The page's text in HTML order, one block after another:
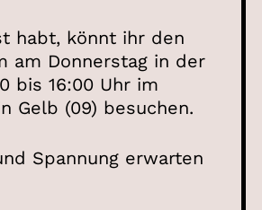
habt, könnt ihr den
am Donnerstag in der
bis 16:00 Uhr im
Gelb (09) besuchen.
Spannung erwarten